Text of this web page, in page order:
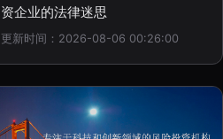
资企业的法律迷思
更新时间：2026-08-06 00:26:00